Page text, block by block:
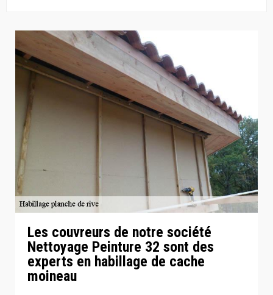
Les couvreurs de notre société
Nettoyage Peinture 32 sont des
experts en habillage de cache
moineau